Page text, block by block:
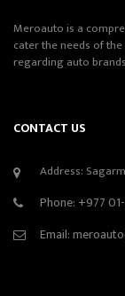
Meroauto is a
cater the needs of
regarding auto
CONTACT US
Address:
Phone: +977
Email: